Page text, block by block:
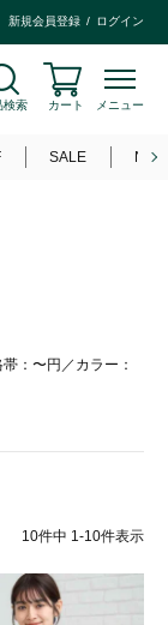
新規会員登録 ログイン
検索 カート メニュー
SALE
：〜円／カラー：
10件中 1-10件表示